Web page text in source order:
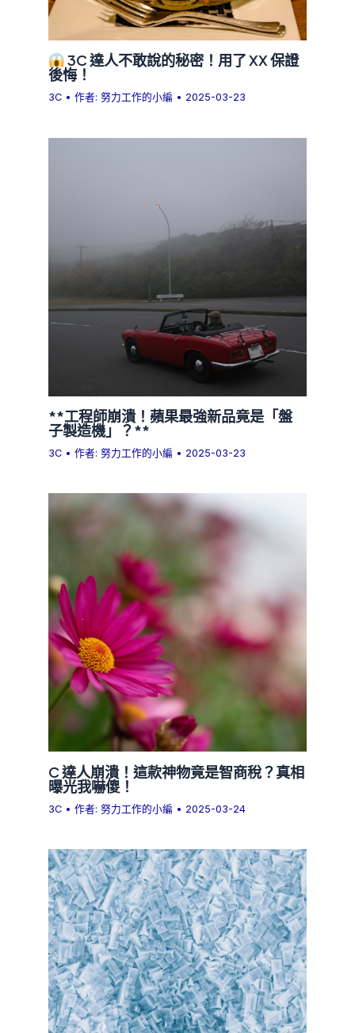
3C 達人不敢說的秘密！用了 XX 保證
後悔！
3C • 作者:努力工作的小編 • 2025-03-23
**工程師崩潰！蘋果最強新品竟是「盤
子製造機」？**
3C • 作者:努力工作的小編 • 2025-03-23
C 達人崩潰！這款神物竟是智商稅？真相
曝光我嚇傻！
3C • 作者:努力工作的小編 • 2025-03-24